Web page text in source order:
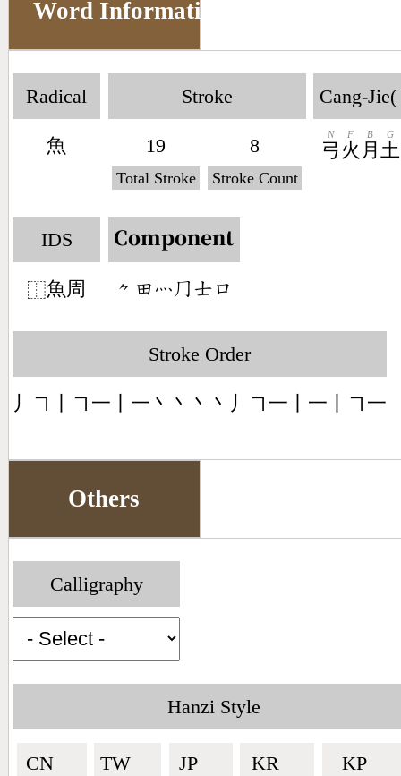
Word Information
Radical
魚
Stroke
19
Total Stroke
8
Stroke Count
Cang-Jie(
弓
N
火
F
月
B
土
G
IDS
⿰魚周
Component
󶀾󶄬󶃺󶀧󶁤󶁶
Stroke Order
丿㇕丨㇕一丨一丶丶丶丶丿㇕一丨一丨㇕一
Others
Calligraphy
Hanzi Style
CN🇨🇳
TW🇹🇼
JP🇯🇵
KR🇰🇷
KP🇰🇵